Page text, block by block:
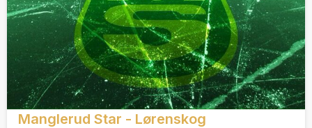
Manglerud Star - Lørenskog